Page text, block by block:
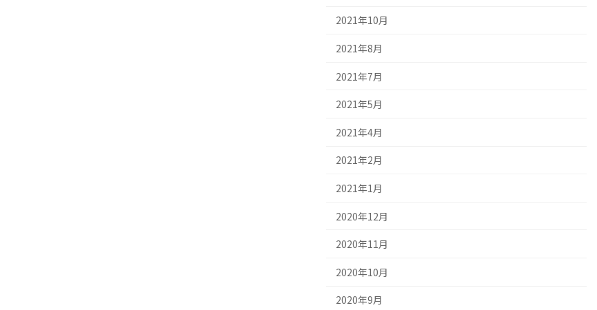
2021年10月
2021年8月
2021年7月
2021年5月
2021年4月
2021年2月
2021年1月
2020年12月
2020年11月
2020年10月
2020年9月